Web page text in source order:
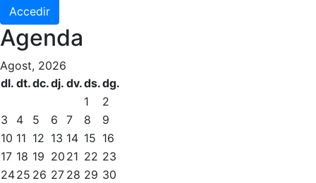
Penyes del Club
Wellness Center
Servei de fisiosalut
Entrenaments personals
Activitats dirigides
Piscina
Normativa
Accedir
Agenda
Agost, 2026
dl. dt.dc.dj. dv.ds.dg.
1
2
3
4 5 6 7 8
9
10 11 12 13 14 15 16
17 18 19 20 21 22 23
2425 26 27 28 29 30